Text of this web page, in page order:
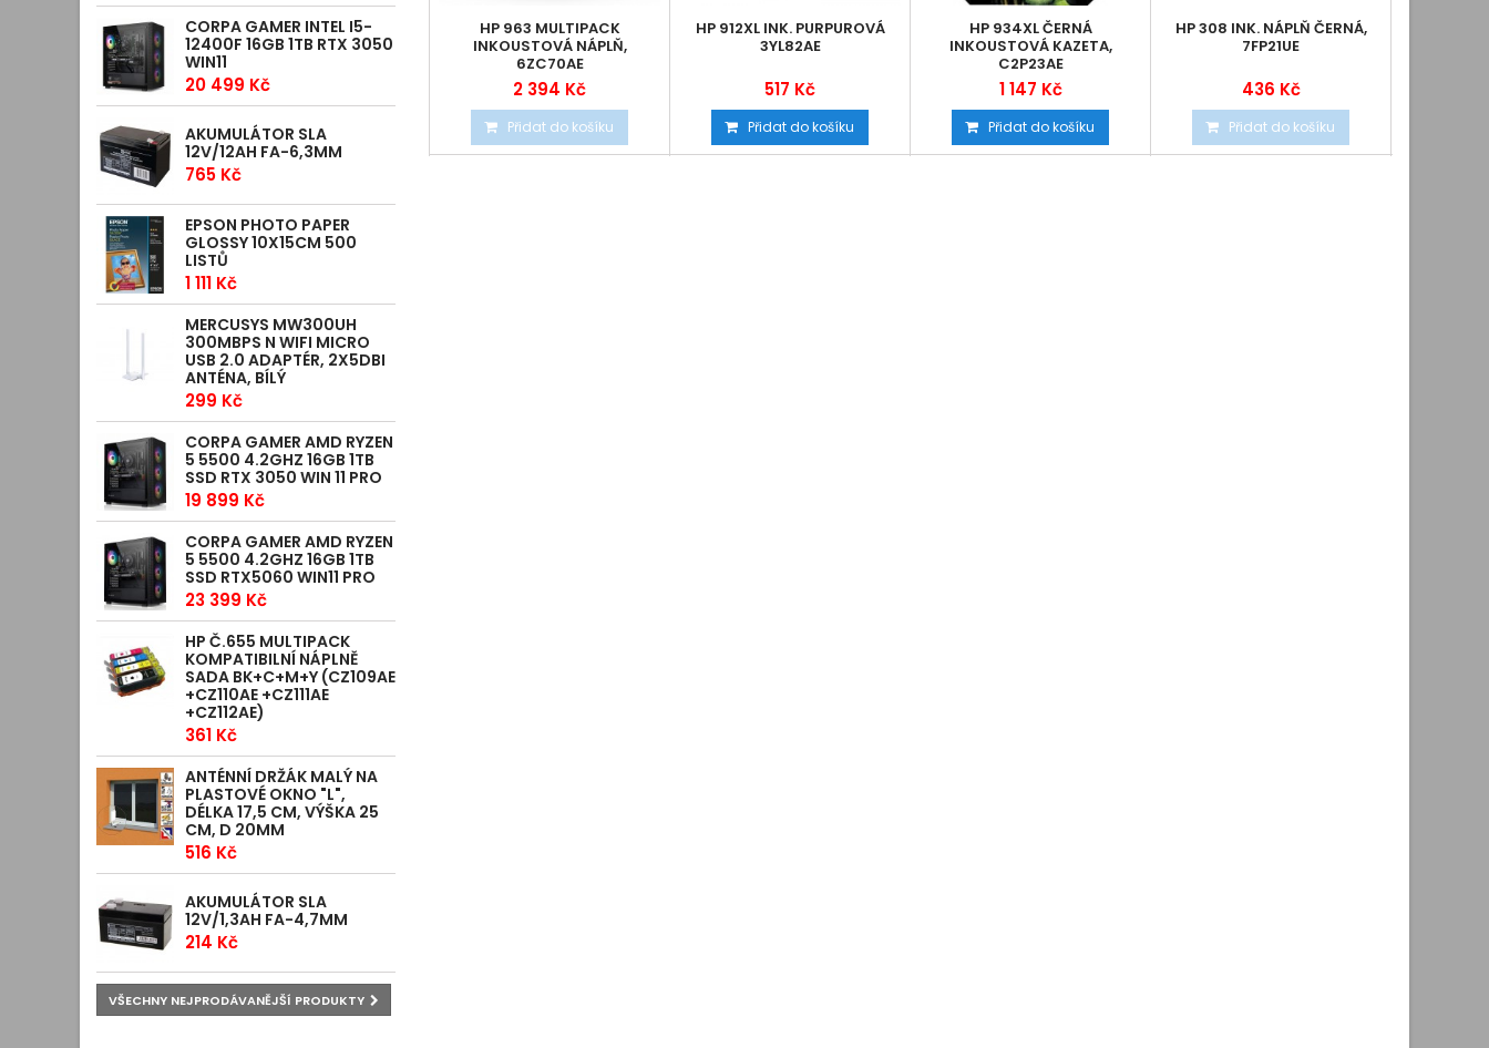
CORPA GAMER INTEL I5-
12400F 16GB 1TB RTX 3050
WIN11
20 499 Kč
AKUMULÁTOR SLA
12V/12AH FA-6,3MM
765 Kč
EPSON PHOTO PAPER
GLOSSY 10X15CM 500
LISTŮ
1 111 Kč
MERCUSYS MW300UH
300MBPS N WIFI MICRO
USB 2.0 ADAPTÉR, 2X5DBI
ANTÉNA, BÍLÝ
299 Kč
CORPA GAMER AMD RYZEN
5 5500 4.2GHZ 16GB 1TB
SSD RTX 3050 WIN 11 PRO
19 899 Kč
CORPA GAMER AMD RYZEN
5 5500 4.2GHZ 16GB 1TB
SSD RTX5060 WIN11 PRO
23 399 Kč
HP Č.655 MULTIPACK
KOMPATIBILNÍ NÁPLNĚ
SADA BK+C+M+Y (CZ109AE
+CZ110AE +CZ111AE
+CZ112AE)
361 Kč
ANTÉNNÍ DRŽÁK MALÝ NA
PLASTOVÉ OKNO "L",
DÉLKA 17,5 CM, VÝŠKA 25
CM, D 20MM
516 Kč
AKUMULÁTOR SLA
12V/1,3AH FA-4,7MM
214 Kč
VŠECHNY NEJPRODÁVANĚJŠÍ PRODUKTY
HP 963 MULTIPACK
INKOUSTOVÁ NÁPLŇ,
6ZC70AE
2 394 Kč
Přidat do košíku
HP 912XL INK. PURPUROVÁ
3YL82AE
517 Kč
Přidat do košíku
HP 934XL ČERNÁ
INKOUSTOVÁ KAZETA,
C2P23AE
1 147 Kč
Přidat do košíku
HP 308 INK. NÁPLŇ ČERNÁ,
7FP21UE
436 Kč
Přidat do košíku